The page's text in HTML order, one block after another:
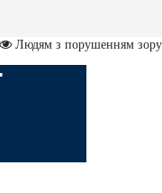
Людям з порушенням зору